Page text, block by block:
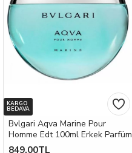
KARGO
BEDAVA
Bvlgari Aqva Marine Pour
Homme Edt 100ml Erkek Parfüm
849,00TL